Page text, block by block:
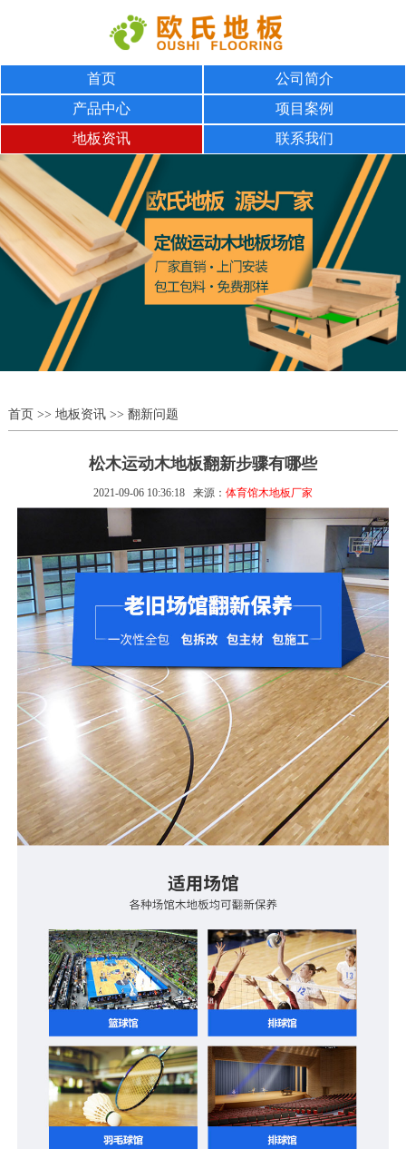
首页
公司简介
产品中心
项目案例
地板资讯
联系我们
首页>> 地板资讯>> 翻新问题
松木运动木地板翻新步骤有哪些
2021-09-06 10:36:18 来源： 体育馆木地板厂家